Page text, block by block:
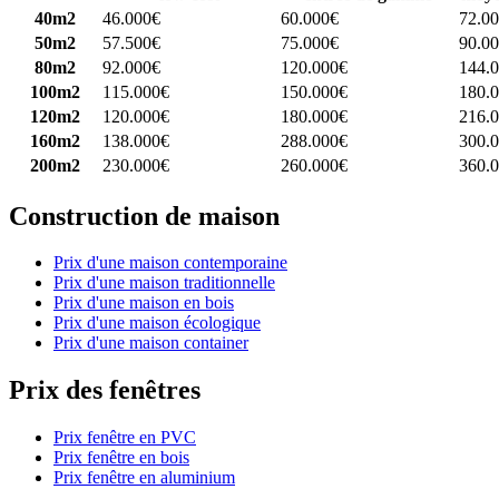
40m2
46.000€ 60.000€
50m2
57.500€ 75.000€
80m2
92.000€ 120.000€
100m2
115.000€ 150.000€
120m2
120.000€ 180.000€
160m2
138.000€ 288.000€
200m2
230.000€ 260.000€
Construction de maison
Prix d'une maison contemporaine
Prix d'une maison traditionnelle
Prix d'une maison en bois
Prix d'une maison écologique
Prix d'une maison container
Prix des fenêtres
Prix fenêtre en PVC
Prix fenêtre en bois
Prix fenêtre en aluminium